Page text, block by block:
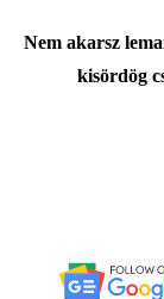
Nem akarsz
kisördög